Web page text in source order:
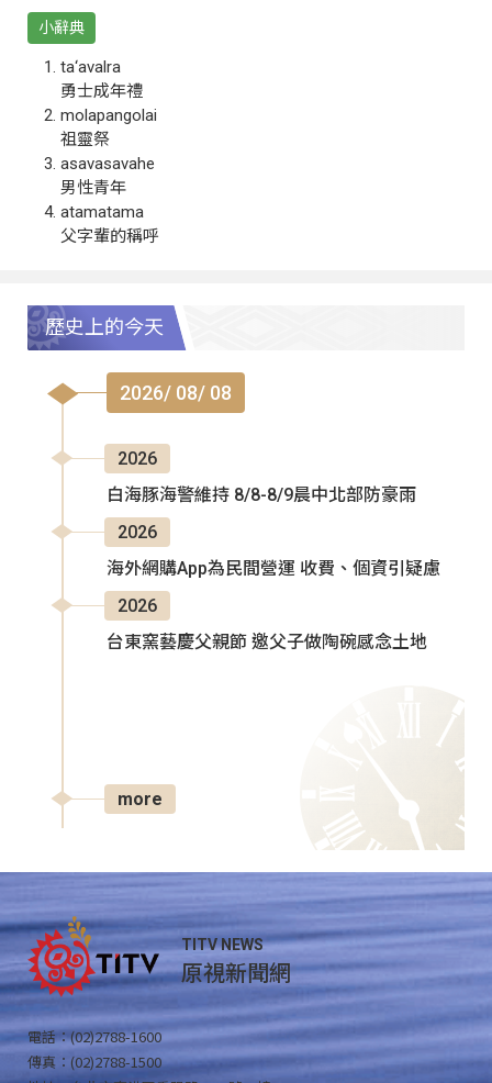
小辭典
ta‘avalra
勇士成年禮
molapangolai
祖靈祭
asavasavahe
男性青年
atamatama
父字輩的稱呼
歷史上的今天
2026/ 08/ 08
2026
白海豚海警維持 8/8-8/9晨中北部防豪雨
2026
海外網購App為民間營運 收費、個資引疑慮
2026
台東窯藝慶父親節 邀父子做陶碗感念土地
more
TITV NEWS
原視新聞網
電話：(02)2788-1600
傳真：(02)2788-1500